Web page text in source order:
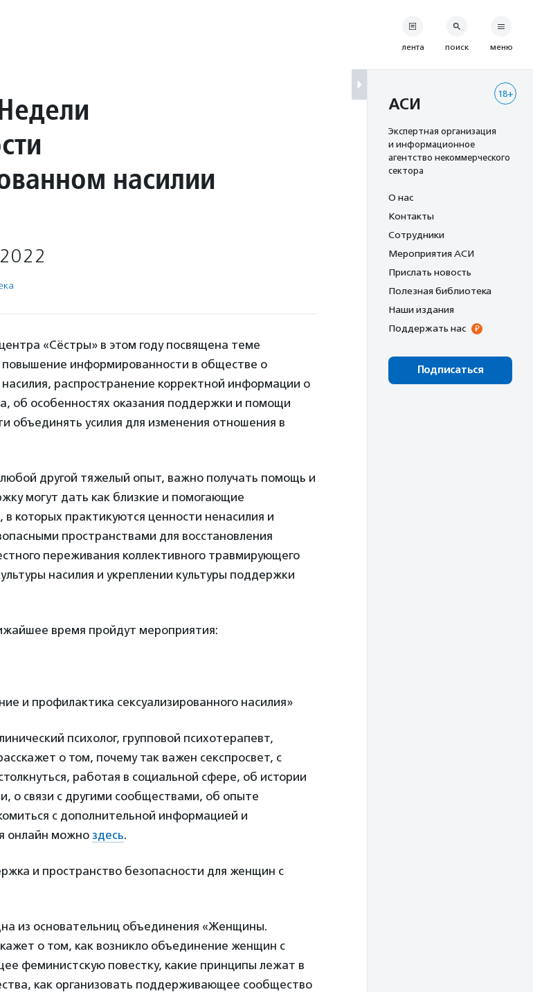
насилии
«Сёстры» в этом году посвящена теме
информированности в обществе о
распространение корректной информации о
об особенностях оказания поддержки и помощи
объединять усилия для изменения отношения в
другой тяжелый опыт, важно получать помощь и
могут дать как близкие и помогающие
которых практикуются ценности ненасилия и
пространствами для восстановления
переживания коллективного травмирующего
насилия и укреплении культуры поддержки
время пройдут мероприятия:
и профилактика сексуализированного насилия»
психолог, групповой психотерапевт,
о том, почему так важен секспросвет, с
работая в социальной сфере, об истории
о связи с другими сообществами, об опыте
с дополнительной информацией и
онлайн можноздесь.
и пространство безопасности для женщин с
из основательниц объединения «Женщины.
о том, как возникло объединение женщин с
феминистскую повестку, какие принципы лежат в
как организовать поддерживающее сообщество
лента поиск меню
18+
АСИ
Экспертная организация
и информационное
агентство некоммерческого
сектора
О нас
Контакты
Сотрудники
Мероприятия АСИ
Прислать новость
Полезная библиотека
Наши издания
Поддержать нас
Подписаться